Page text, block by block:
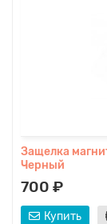
Защелка
Черный
700 ₽
Купить